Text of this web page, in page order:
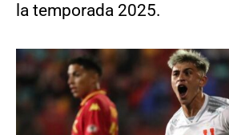
la temporada 2025.